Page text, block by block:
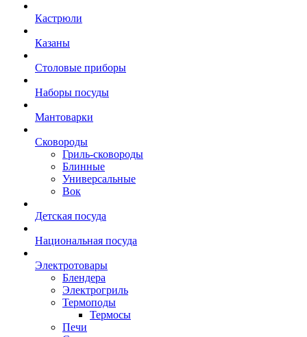
Кастрюли
Казаны
Столовые приборы
Наборы посуды
Мантоварки
Сковороды
Гриль-сковороды
Блинные
Универсальные
Вок
Детская посуда
Национальная посуда
Электротовары
Блендера
Электрогриль
Термоподы
Термосы
Печи